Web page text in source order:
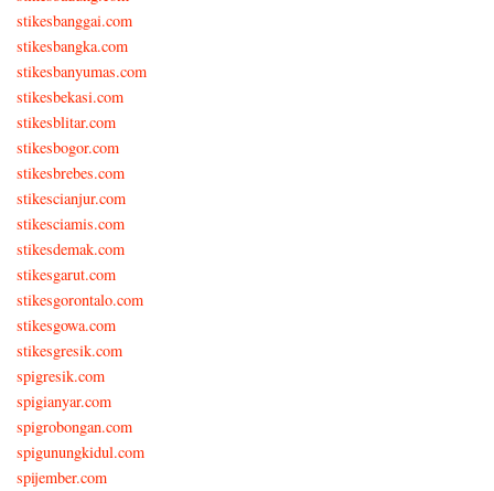
stikesbanggai.com
stikesbangka.com
stikesbanyumas.com
stikesbekasi.com
stikesblitar.com
stikesbogor.com
stikesbrebes.com
stikescianjur.com
stikesciamis.com
stikesdemak.com
stikesgarut.com
stikesgorontalo.com
stikesgowa.com
stikesgresik.com
spigresik.com
spigianyar.com
spigrobongan.com
spigunungkidul.com
spijember.com